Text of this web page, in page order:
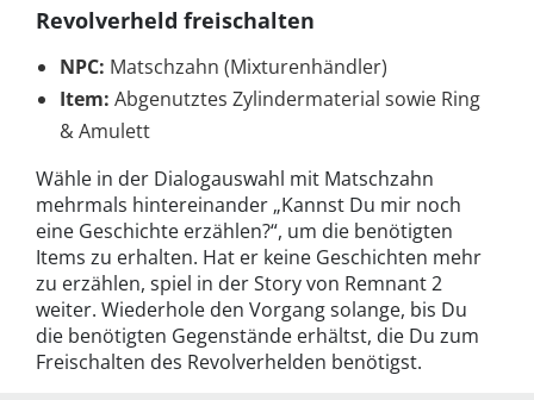
Revolverheld freischalten
NPC: Matschzahn (Mixturenhändler)
Item: Abgenutztes Zylindermaterial sowie Ring
& Amulett
Wähle in der Dialogauswahl mit Matschzahn
mehrmals hintereinander „Kannst Du mir noch
eine Geschichte erzählen?“, um die benötigten
Items zu erhalten. Hat er keine Geschichten mehr
zu erzählen, spiel in der Story von Remnant 2
weiter. Wiederhole den Vorgang solange, bis Du
die benötigten Gegenstände erhältst, die Du zum
Freischalten des Revolverhelden benötigst.